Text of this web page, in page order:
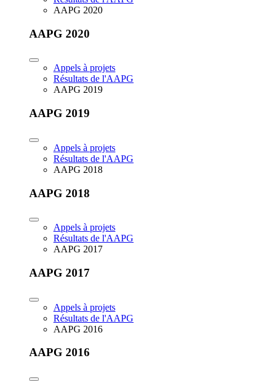
AAPG 2020
AAPG 2020
Appels à projets
Résultats de l'AAPG
AAPG 2019
AAPG 2019
Appels à projets
Résultats de l'AAPG
AAPG 2018
AAPG 2018
Appels à projets
Résultats de l'AAPG
AAPG 2017
AAPG 2017
Appels à projets
Résultats de l'AAPG
AAPG 2016
AAPG 2016